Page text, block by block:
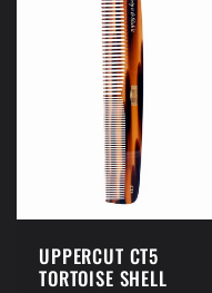
UPPERCUT CT5
TORTOISE SHELL